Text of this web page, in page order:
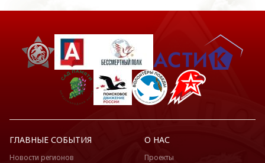
ГЛАВНЫЕ СОБЫТИЯ
Новости регионов
О НАС
Проекты